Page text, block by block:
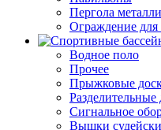
Пергола
Ограждение для
Водное поло
Прочее
Прыжковые
Разделительные
Cигнальное
Вышки